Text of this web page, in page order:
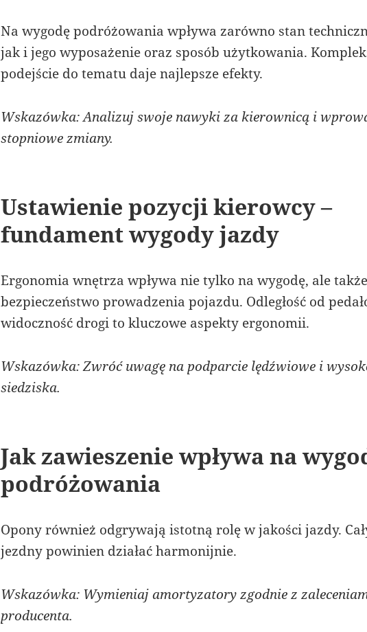
Na wygodę podróżowania wpływa zarówno stan
jak i jego wyposażenie oraz sposób użytkowania.
podejście do tematu daje najlepsze efekty.
Wskazówka: Analizuj swoje nawyki za kierownicą i
stopniowe zmiany.
Ustawienie pozycji kierowcy –
fundament wygody jazdy
Ergonomia wnętrza wpływa nie tylko na wygodę, ale
bezpieczeństwo prowadzenia pojazdu. Odległość od
widoczność drogi to kluczowe aspekty ergonomii.
Wskazówka: Zwróć uwagę na podparcie lędźwiowe i
siedziska.
Jak zawieszenie wpływa na
podróżowania
Opony również odgrywają istotną rolę w jakości jazdy.
jezdny powinien działać harmonijnie.
Wskazówka: Wymieniaj amortyzatory zgodnie z
producenta.